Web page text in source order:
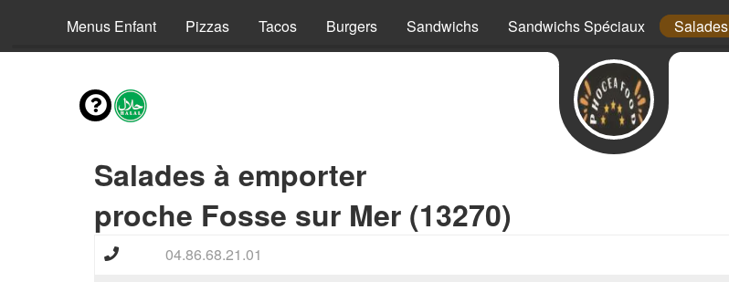
Menus Enfant Pizzas Tacos Burgers Sandwichs Sandwichs Spéciaux Salades
Salades à emporter
proche Fosse sur Mer (13270)
04.86.68.21.01